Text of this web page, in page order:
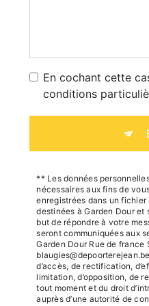
En cochant cette
conditions
** Les données
nécessaires aux fins de
enregistrées dans un
destinées à Garden Dour
but de répondre à votre
seront communiquées aux
Garden Dour Rue de france
d’accès, de rectification,
limitation, d’opposition, de
tout moment et du droit
auprès d’une autorité de